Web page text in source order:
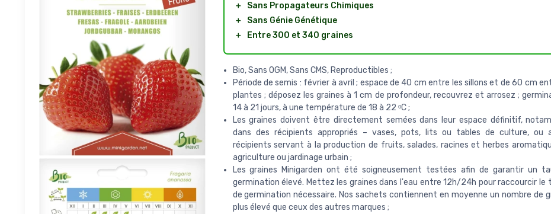
＋
Sans Propagateurs Chimiques
＋
Sans Génie Génétique
＋
Entre 300 et 340 graines
Bio, Sans OGM, Sans CMS, Reproductibles ;
Période de semis : février à avril ; espace de 40 cm entre les sillons et de 60 cm
plantes ; déposez les graines à 1 cm de profondeur, recouvrez et arrosez ;
14 à 21 jours, à une température de 18 à 22 ᵒC ;
Les graines doivent être directement semées dans leur espace définitif,
dans des récipients appropriés – vases, pots, lits ou tables de culture, ou
récipients servant à la production de fruits, salades, racines et herbes
agriculture ou jardinage urbain ;
Les graines Minigarden ont été soigneusement testées afin de garantir un
germination élevé. Mettez les graines dans l'eau entre 12h/24h pour raccourcir le
de germination nécessaire. Nos sachets contiennent en moyenne un nombre de
plus élevé que ceux des autres marques ;